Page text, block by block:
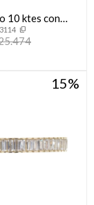
10 ktes con
15